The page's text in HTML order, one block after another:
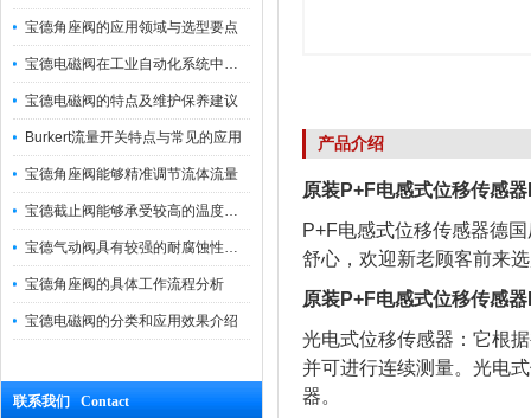
宝德角座阀的应用领域与选型要点
宝德电磁阀在工业自动化系统中的作用
宝德电磁阀的特点及维护保养建议
Burkert流量开关特点与常见的应用
宝德角座阀能够精准调节流体流量
宝德截止阀能够承受较高的温度和压力
宝德气动阀具有较强的耐腐蚀性和抗震性
宝德角座阀的具体工作流程分析
宝德电磁阀的分类和应用效果介绍
联系我们 Contact
产品介绍
原装P+F电感式位移传感
P+F电感式位移传感器德
舒心，欢迎新老顾客前来
原装P+F电感式位移传感
光电式位移传感器：它根
并可进行连续测量。光电
器。